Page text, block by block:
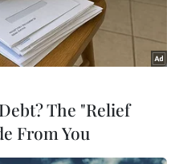
The "Relief
From You